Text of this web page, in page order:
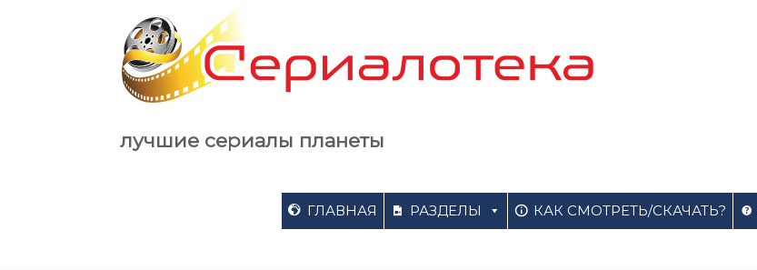
лучшие сериалы планеты
ГЛАВНАЯ РАЗДЕЛЫ КАК СМОТРЕТЬ/СКАЧАТЬ?